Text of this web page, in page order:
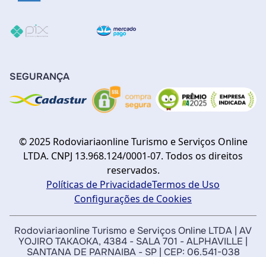
SEGURANÇA
© 2025 Rodoviariaonline Turismo e Serviços Online
LTDA. CNPJ 13.968.124/0001-07. Todos os direitos
reservados.
Políticas de PrivacidadeTermos de Uso
Configurações de Cookies
Rodoviariaonline Turismo e Serviços Online LTDA | AV
YOJIRO TAKAOKA, 4384 - SALA 701 - ALPHAVILLE |
SANTANA DE PARNAIBA - SP | CEP: 06.541-038